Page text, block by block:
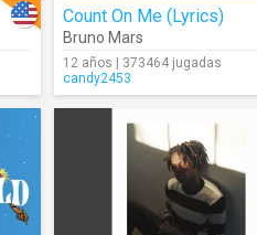
Count On Me (Lyrics)
Bruno Mars
12 años | 373464 jugadas
candy2453